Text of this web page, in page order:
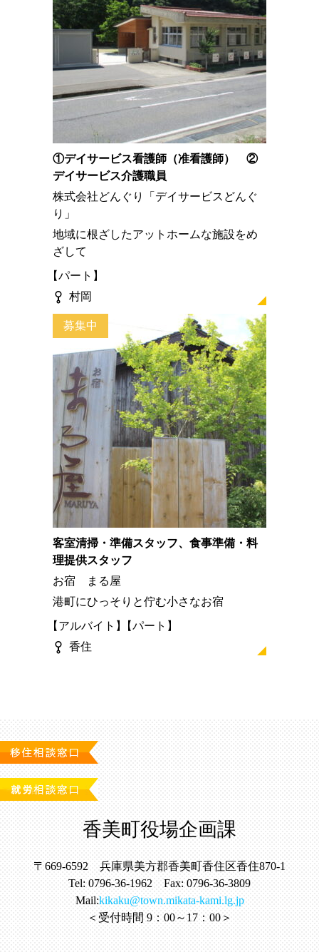
①デイサービス看護師（准看護師） ②
デイサービス介護職員
株式会社どんぐり「デイサービスどんぐ
り」
地域に根ざしたアットホームな施設をめ
ざして
パート
村岡
募集中
客室清掃・準備スタッフ、食事準備・料
理提供スタッフ
お宿 まる屋
港町にひっそりと佇む小さなお宿
アルバイト
パート
香住
香美町役場企画課
〒669-6592 兵庫県美方郡香美町香住区香住870-1
Tel: 0796-36-1962 Fax: 0796-36-3809
Mail:kikaku@town.mikata-kami.lg.jp
＜受付時間 9：00～17：00＞